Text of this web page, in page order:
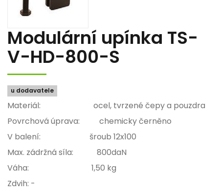
Modulární upínka TS-
V-HD-800-S
u dodavatele
Materiál: ocel, tvrzené čepy a pouzdra
Povrchová úprava: chemicky černěno
V balení: šroub 12x100
Max. zádržná síla: 800daN
Váha: 1,50 kg
Zdvih: -